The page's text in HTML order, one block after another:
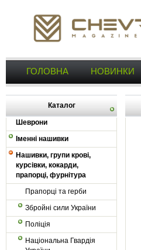
ГОЛОВНА НОВИНКИ
Каталог
Шеврони
Іменні нашивки
Нашивки, групи крові,
курсівки, кокарди,
прапорці, фурнітура
Прапорці та герби
Збройні сили України
Поліція
Національна Гвардія